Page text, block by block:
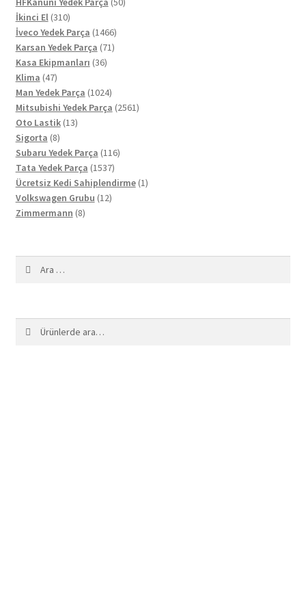
İkinci El 310310
ürün
İveco Yedek Parça 14661466
ürün
Karsan Yedek Parça 7171
Kasa Ekipmanları 3636
Klima 4747
ürün
Man Yedek Parça 10241024
ürün
Mitsubishi Yedek Parça 25612561
Oto Lastik 1313
Sigorta 88
ürün
Subaru Yedek Parça 116116
Tata Yedek Parça 15371537
ürün
Ücretsiz Kedi Sahiplendirme 11
Volkswagen Grubu 1212
Zimmermann 88